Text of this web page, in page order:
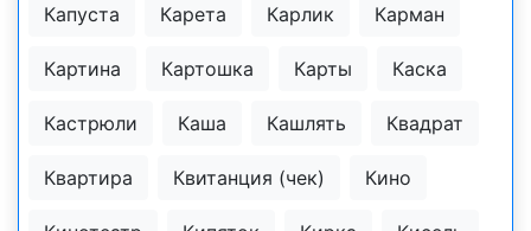
Капуста Карета Карлик Карман
Картина Картошка Карты Каска
Кастрюли Каша Кашлять Квадрат
Квартира Квитанция (чек) Кино